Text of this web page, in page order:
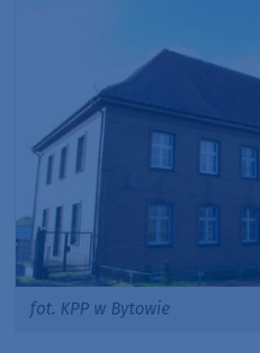
fot. KPP w Bytowie